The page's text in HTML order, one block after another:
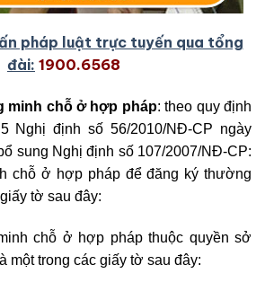
pháp luật trực tuyến qua tổng
đài: 1900.6568
minh chỗ ở hợp pháp: theo quy định
Nghị định số 56/2010/NĐ-CP ngày
sung Nghị định số 107/2007/NĐ-CP:
chỗ ở hợp pháp để đăng ký thường
tờ sau đây:
chỗ ở hợp pháp thuộc quyền sở
một trong các giấy tờ sau đây: